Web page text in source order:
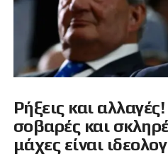
Ρήξεις και
σοβαρές και
μάχες είναι